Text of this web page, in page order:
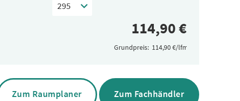
Grundpreis:
Zum Raumplaner Zum Fachhändler